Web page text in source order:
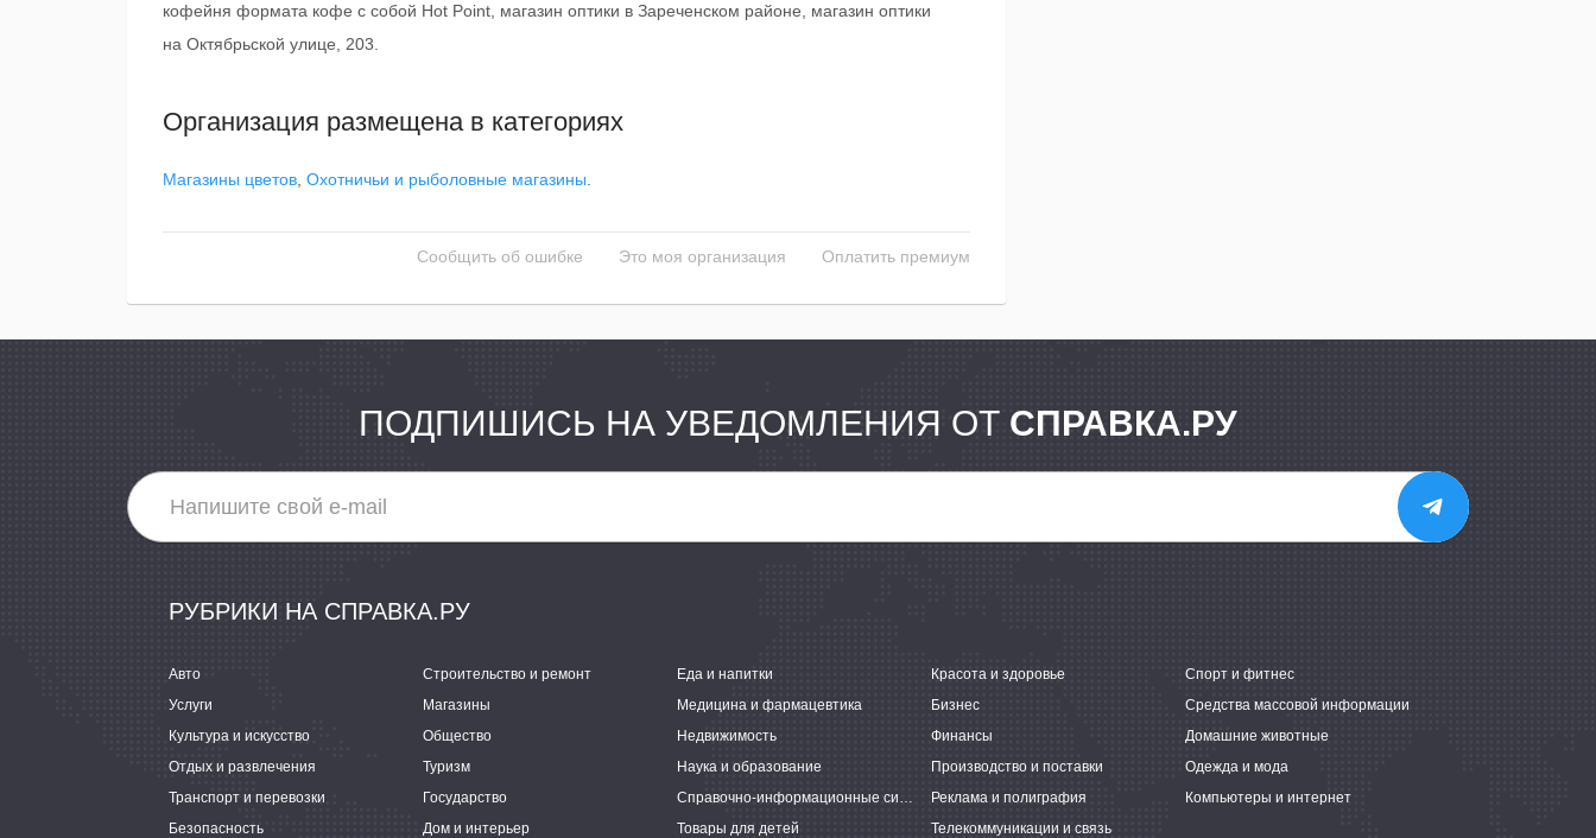
кофейня формата кофе с собой Hot Point, магазин оптики в Зареченском районе, магазин оптики
на Октябрьской улице, 203.
Организация размещена в категориях
Магазины цветов Охотничьи и рыболовные магазины
Сообщить об ошибке Это моя организация Оплатить премиум
ПОДПИШИСЬ НА УВЕДОМЛЕНИЯ ОТ СПРАВКА.РУ
РУБРИКИ НА СПРАВКА.РУ
Авто Строительство и ремонт Еда и напитки Красота и здоровье
Спорт и фитнес
Услуги
Магазины Медицина и фармацевтика Бизнес
Средства массовой информации
Культура и искусство
Общество Недвижимость Финансы
Домашние животные
Отдых и развлечения
Туризм Наука и образование Производство и поставки
Одежда и мода
Транспорт и перевозки
Государство Справочно-информационные системы Реклама и полиграфия
Компьютеры и интернет
Безопасность
Дом и интерьер Товары для детей Телекоммуникации и связь